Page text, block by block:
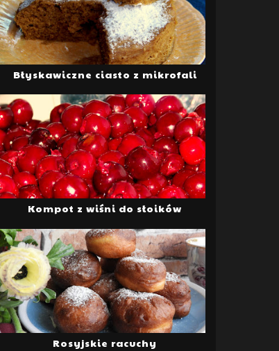
Błyskawiczne ciasto z mikrofali
Kompot z wiśni do słoików
Rosyjskie racuchy